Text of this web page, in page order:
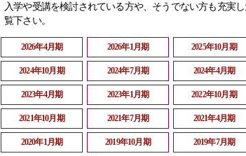
入学や受講を検討されている方や、そうでない方も充実
覧下さい。
2026年4月期 2026年1月期 2025年10月期
2024年10月期 2024年7月期 2024年4月期
2023年4月期 2023年1月期 2022年10月期
2021年10月期 2021年7月期 2021年4月期
2020年1月期 2019年10月期 2019年7月期